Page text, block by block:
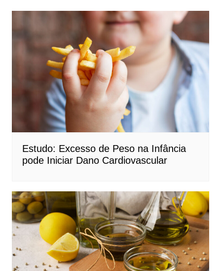
Estudo: Excesso de Peso na Infância
pode Iniciar Dano Cardiovascular